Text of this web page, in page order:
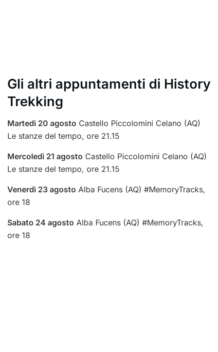
Gli altri appuntamenti di History
Trekking
Martedì 20 agosto Castello Piccolomini Celano (AQ)
Le stanze del tempo, ore 21.15
Mercoledì 21 agosto Castello Piccolomini Celano (AQ)
Le stanze del tempo, ore 21.15
Venerdì 23 agosto Alba Fucens (AQ) #MemoryTracks,
ore 18
Sabato 24 agosto Alba Fucens (AQ) #MemoryTracks,
ore 18